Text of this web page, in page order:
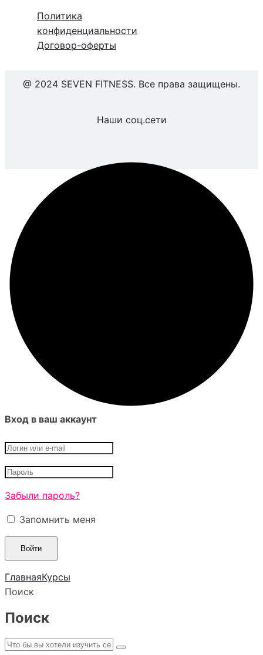
Политика
конфиденциальности
Договор-оферты
@ 2024 SEVEN FITNESS. Все права защищены.
Наши соц.сети
Вход в ваш аккаунт
Забыли пароль?
Запомнить меня
ГлавнаяКурсы
Поиск
Поиск